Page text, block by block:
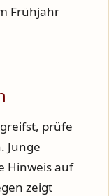
Frühjahr
prüfe
Junge
Hinweis auf
zeigt